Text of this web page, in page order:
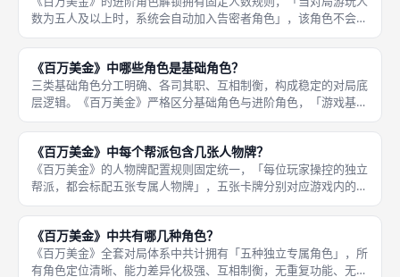
数为五人及以上时，系统会自动加入告密者角色」，该角色不会在
三至四人小规模对局中登场，专门适配中大规模多人对局，用于提
升多人对局的博弈反转性与对抗性，解决多人玩法单一、局势平稳
的问题，
《百万美金》中哪些角色是基础角色？
三类基础角色分工明确、各司其职、互相制衡，构成稳定的对局底
层逻辑。《百万美金》严格区分基础角色与进阶角色，「游戏基础
常驻角色固定为三类：暴徒、恶棍、司机」，这三类角色无需满足
任何人数条件，无论三至九人任意人数对局，都会全程开放、永久
参与对局
《百万美金》中每个帮派包含几张人物牌？
《百万美金》的人物牌配置规则固定统一，「每位玩家操控的独立
帮派，都会标配五张专属人物牌」，五张卡牌分别对应游戏内的五
类核心角色：暴徒、恶棍、司机、告密者、谋士，全覆盖无缺失，
保障每位玩家的选角权限完全对等，无角色卡牌缺失、无资源差异
化，从根
《百万美金》中共有哪几种角色？
《百万美金》全套对局体系中共计拥有「五种独立专属角色」，所
有角色定位清晰、能力差异化极强、互相制衡，无重复功能、无弱